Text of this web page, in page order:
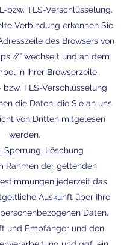
bzw. TLS-Verschlüsselung.
Verbindung erkennen Sie
des Browsers von
” wechselt und an dem
in Ihrer Browserzeile.
bzw. TLS-Verschlüsselung
die Daten, die Sie an uns
von Dritten mitgelesen
werden.
Sperrung, Löschung
Rahmen der geltenden
jederzeit das
Auskunft über Ihre
Daten,
und Empfänger und den